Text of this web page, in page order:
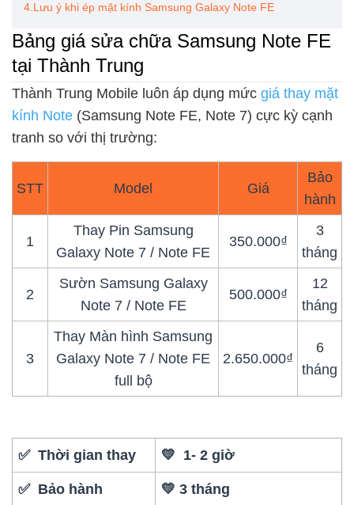
4.Lưu ý khi ép mặt kính Samsung Galaxy Note FE
Bảng giá sửa chữa Samsung Note FE
tại Thành Trung
Thành Trung Mobile luôn áp dụng mức giá thay mặt
kính Note (Samsung Note FE, Note 7) cực kỳ cạnh
tranh so với thị trường:
STT Model Giá
Bảo
hành
1
Thay Pin Samsung
Galaxy Note 7 / Note FE
350.000₫
3
tháng
2
Sườn Samsung Galaxy
Note 7 / Note FE
500.000₫
12
tháng
3
Thay Màn hình Samsung
Galaxy Note 7 / Note FE
full bộ
2.650.000₫
6
tháng
✅ Thời gian thay 💛 1- 2 giờ
✅ Bảo hành 💛 3 tháng